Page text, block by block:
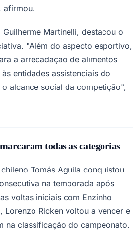
afirmou.
Martinelli, destacou o
"Além do aspecto esportivo,
a arrecadação de alimentos
entidades assistenciais do
alcance social da competição",
todas as categorias
Tomás Aguila conquistou
na temporada após
voltas iniciais com Enzinho
Lorenzo Ricken voltou a vencer e
na classificação do campeonato.